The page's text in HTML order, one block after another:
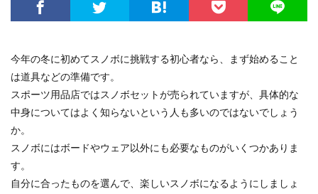
今年の冬に初めてスノボに挑戦する初心者なら、まず始めること
は道具などの準備です。
スポーツ用品店ではスノボセットが売られていますが、具体的な
中身についてはよく知らないという人も多いのではないでしょう
か。
スノボにはボードやウェア以外にも必要なものがいくつかありま
す。
自分に合ったものを選んで、楽しいスノボになるようにしましょ